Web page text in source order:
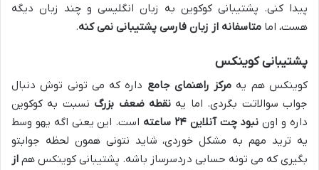
پیدا کنی. پشتیبانی کوکوین به زبان انگلیسی و چند زبان دیگه
هست، اما متاسفانه از زبان فارسی پشتیبانی نمی کنه.
پشتیبانی کوینکس
کوینکس هم یه مرکز راهنمای جامع داره که می تونی توش دنبال
جواب سوالاتت بگردی. اما یه نقطه ضعف بزرگ نسبت به کوکوین
داره و اون نبود چت آنلاین ۲۴ ساعته
است. این یعنی اگه یهو وسط
یه ترید مهم به مشکل خوردی، شاید نتونی همون لحظه جوابتو
بگیری که می تونه حسابی دردسرساز باشه. پشتیبانی کوینکس هم از